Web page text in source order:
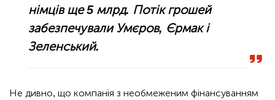
німців ще 5 млрд. Потік грошей
забезпечували Умєров, Єрмак і
Зеленський.
Не дивно, що компанія з необмеженим фінансуванням